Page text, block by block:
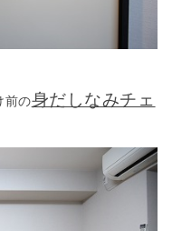
前の身だしなみチェ